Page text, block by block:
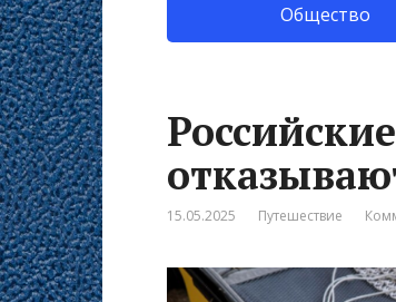
Общество
15.05.2025 Путешествие